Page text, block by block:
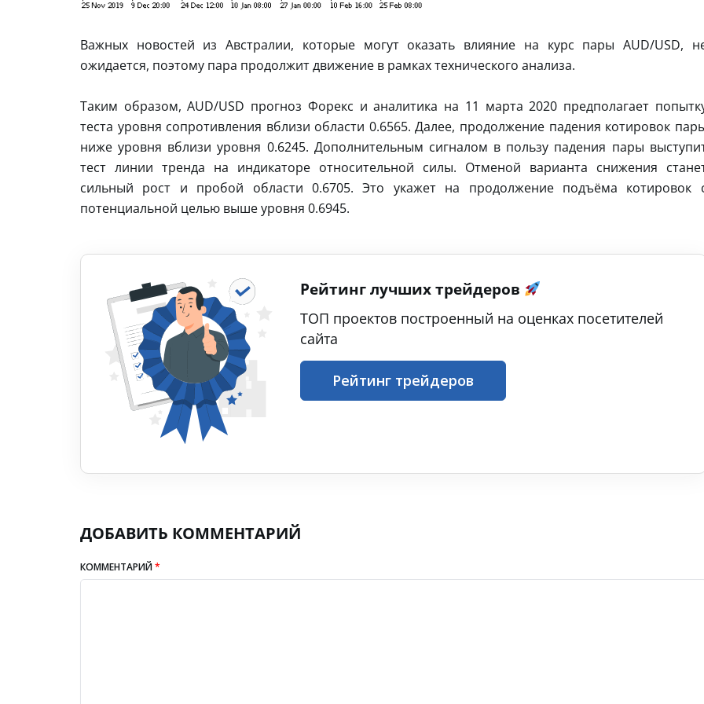
Важных новостей из Австралии, которые могут оказать влияние на курс пары AUD/USD,
ожидается, поэтому пара продолжит движение в рамках технического анализа.
Таким образом, AUD/USD прогноз Форекс и аналитика на 11 марта 2020 предполагает
теста уровня сопротивления вблизи области 0.6565. Далее, продолжение падения котировок
ниже уровня вблизи уровня 0.6245. Дополнительным сигналом в пользу падения пары
тест линии тренда на индикаторе относительной силы. Отменой варианта снижения
сильный рост и пробой области 0.6705. Это укажет на продолжение подъёма котировок
потенциальной целью выше уровня 0.6945.
Рейтинг лучших трейдеров
ТОП проектов построенный на оценках посетителей
сайта
Рейтинг трейдеров
ДОБАВИТЬ КОММЕНТАРИЙ
КОММЕНТАРИЙ*